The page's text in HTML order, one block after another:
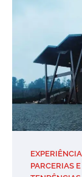
PARCERIAS